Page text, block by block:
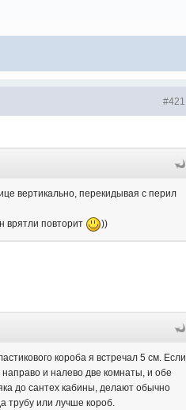
#421
вертикально, перекидывая с перил
врятли повторит
))
короба я встречал 5 см. Если
и налево две комнаты, и обе
до сантех кабины, делают обычно
трубу или лучше короб.